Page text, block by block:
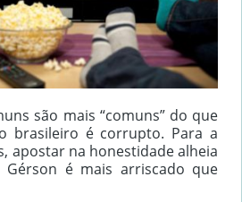
são mais “comuns” do que
brasileiro é corrupto. Para a
apostar na honestidade alheia
é mais arriscado que